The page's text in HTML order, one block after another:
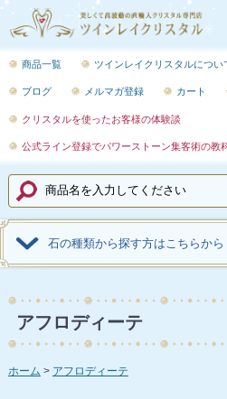
商品一覧 ツインレイクリスタルについ
ブログ メルマガ登録 カート
クリスタルを使ったお客様の体験談
公式ライン登録でパワーストーン集客術の教
石の種類から探す方はこちらから
アフロディーテ
ホーム アフロディーテ